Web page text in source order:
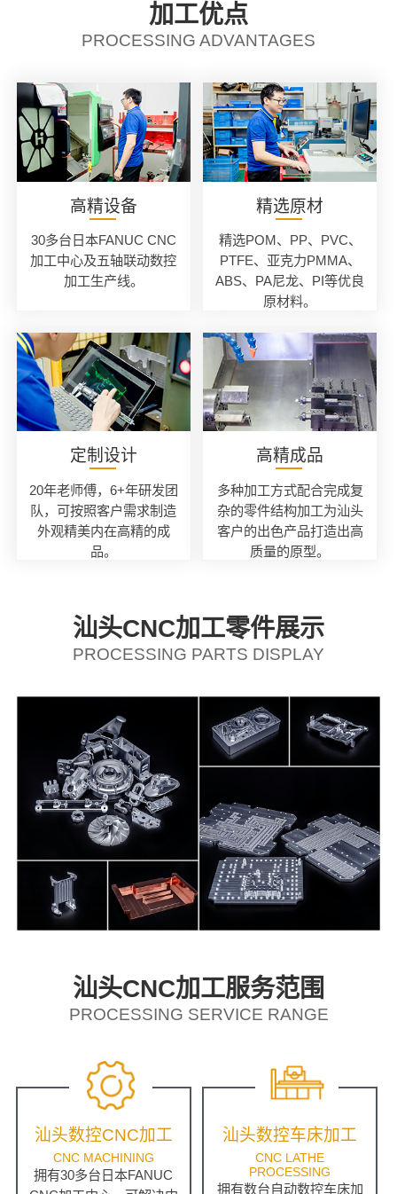
加工优点
PROCESSING ADVANTAGES
高精设备
30多台日本FANUC CNC
加工中心及五轴联动数控
加工生产线。
精选原材
精选POM、PP、PVC、
PTFE、亚克力PMMA、
ABS、PA尼龙、PI等优良
原材料。
定制设计
20年老师傅，6+年研发团
队，可按照客户需求制造
外观精美内在高精的成
品。
高精成品
多种加工方式配合完成复
杂的零件结构加工为汕头
客户的出色产品打造出高
质量的原型。
汕头CNC加工零件展示
PROCESSING PARTS DISPLAY
汕头CNC加工服务范围
PROCESSING SERVICE RANGE
汕头数控CNC加工
CNC MACHINING
拥有30多台日本FANUC
汕头数控车床加工
CNC LATHE
PROCESSING
拥有数台自动数控车床加